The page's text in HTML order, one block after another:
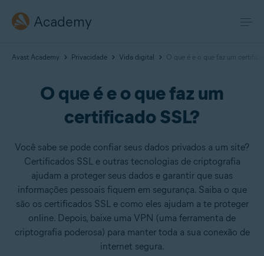
Academy
Avast Academy Privacidade Vida digital O que é e o que faz um
O que é e o que faz um
certificado SSL?
Você sabe se pode confiar seus dados privados a um site?
Certificados SSL e outras tecnologias de criptografia
ajudam a proteger seus dados e garantir que suas
informações pessoais fiquem em segurança. Saiba o que
são os certificados SSL e como eles ajudam a te proteger
online. Depois, baixe uma VPN (uma ferramenta de
criptografia poderosa) para manter toda a sua conexão de
internet segura.